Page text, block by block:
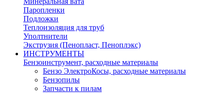
Паропленки
Подложки
Теплоизоляция для труб
Уполтнители
Экструзия (Пенопласт, Пеноплэкс)
ИНСТРУМЕНТЫ
Бензоинструмент, расходные материалы
Бензо ЭлектроКосы, расходные материалы
Бензопилы
Запчасти к пилам